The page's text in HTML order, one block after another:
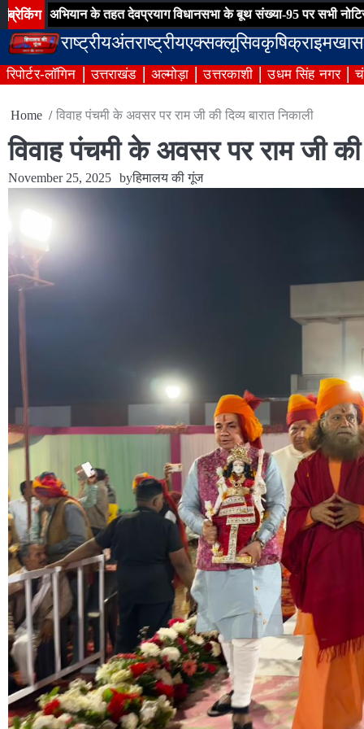
Skip
to
content
ब्रेकिंगके तहत देवप्रयाग विधानसभा के बूथ संख्या-95 पर सभी नोटिसों का हुआ
राष्ट्रीयअंतराष्ट्रीयएक्सक्लूसिवकृषिक्राइम
रिपोर्टर-लॉगिन उत्तराखंड अल्मोड़ा उत्तरकाशी उधम सिंह नगर
Home विवाह पंचमी के अवसर पर राम जी की दिव्य बारात निकाली
विवाह पंचमी के अवसर पर राम जी की
November 25, 2025 byहिमालय की गूंज